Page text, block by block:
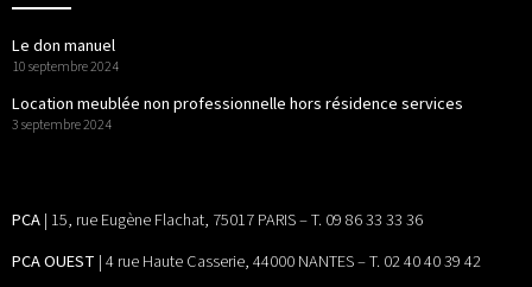
Le don manuel
10 septembre 2024
Location meublée non professionnelle hors résidence services
3 septembre 2024
PCA| 15, rue Eugène Flachat, 75017 PARIS – T. 09 86 33 33 36
PCA OUEST | 4 rue Haute Casserie, 44000 NANTES – T. 02 40 40 39 42